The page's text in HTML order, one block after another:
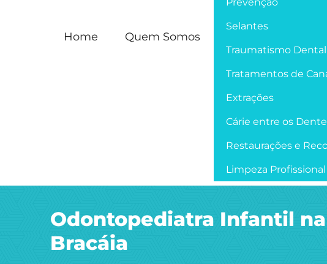
Home Quem Somos
Selantes
Traumatismo Dental
Tratamentos de
Extrações
Cárie entre os
Restaurações e
Limpeza Profissional
Odontopediatra Infantil
Bracáia